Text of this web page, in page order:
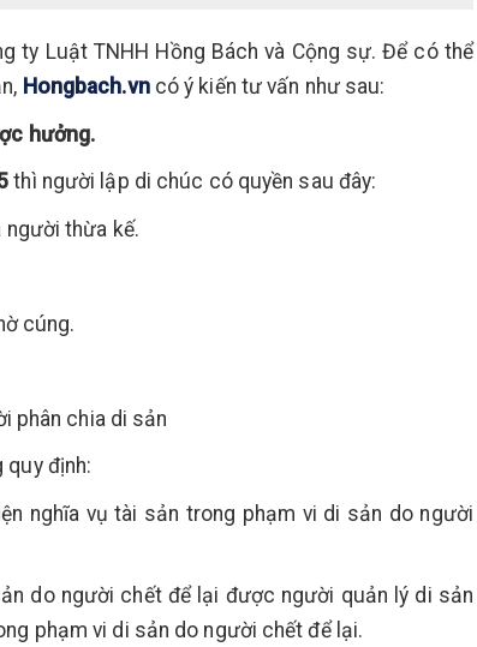
ty Luật TNHH Hồng Bách và Cộng sự. Để có thể
Hongbach.vncó ý kiến tư vấn như sau:
hưởng.
thì người lập di chúc có quyền sau đây:
người thừa kế.
cúng.
phân chia di sản
định:
nghĩa vụ tài sản trong phạm vi di sản do người
do người chết để lại được người quản lý di sản
phạm vi di sản do người chết để lại.